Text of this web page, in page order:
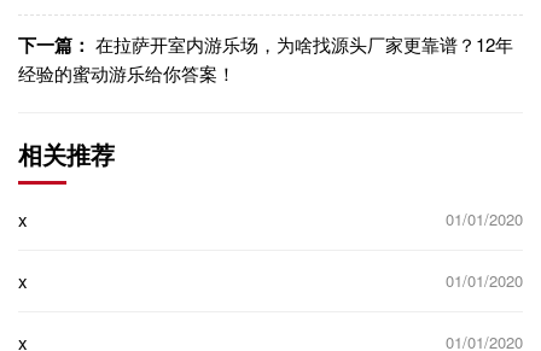
下一篇： 在拉萨开室内游乐场，为啥找源头厂家更靠谱？12年
经验的蜜动游乐给你答案！
相关推荐
x 01/01/2020
x 01/01/2020
x 01/01/2020